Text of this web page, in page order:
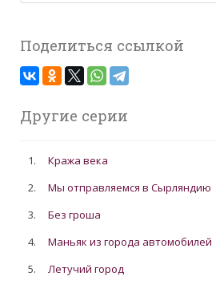
Поделиться ссылкой
Другие серии
1.
Кража века
2.
Мы отправляемся в Сырляндию
3.
Без гроша
4.
Маньяк из города автомобилей
5.
Летучий город